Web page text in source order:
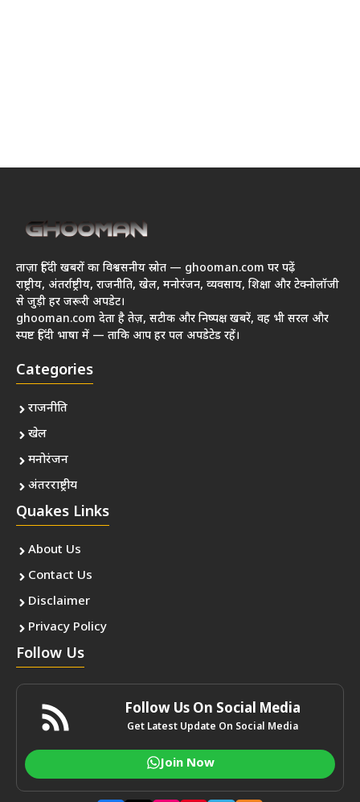
ताज़ा हिंदी खबरों का विश्वसनीय स्रोत — ghooman.com पर पढ़ें
राष्ट्रीय, अंतर्राष्ट्रीय, राजनीति, खेल, मनोरंजन, व्यवसाय, शिक्षा और टेक्नोलॉजी
से जुड़ी हर जरूरी अपडेट।
ghooman.com देता है तेज़, सटीक और निष्पक्ष खबरें, वह भी सरल और
स्पष्ट हिंदी भाषा में — ताकि आप हर पल अपडेटेड रहें।
Categories
राजनीति
खेल
मनोरंजन
अंतरराष्ट्रीय
Quakes Links
About Us
Contact Us
Disclaimer
Privacy Policy
Follow Us
Follow Us On Social Media
Get Latest Update On Social Media
Join Now